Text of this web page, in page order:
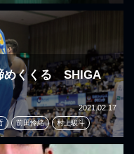
めくくる SHIGA
2021.02.17
前田怜緒 村上駿斗